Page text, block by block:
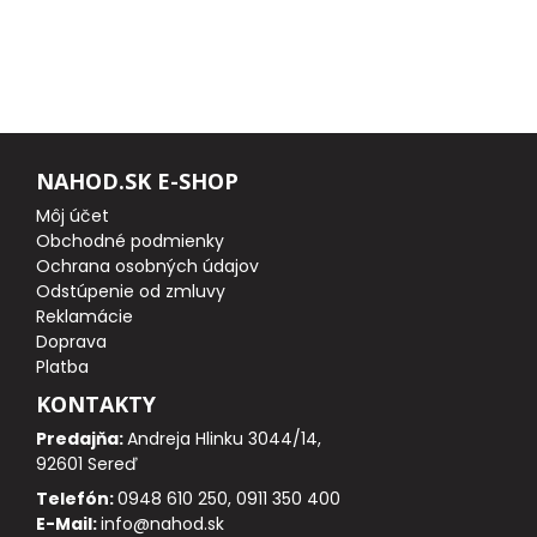
NAHOD.SK E-SHOP
Môj účet
Obchodné podmienky
Ochrana osobných údajov
Odstúpenie od zmluvy
Reklamácie
Doprava
Platba
KONTAKTY
Predajňa:Andreja Hlinku 3044/14,
92601 Sereď
Telefón:0948 610 250, 0911 350 400
E-Mail:info@nahod.sk
PRÍVLAČOVÉ PRÚTY
BIČE A DELIČKY
SPODOVÉ A MARKEROVACIE PRÚTY
FEEDER ŠPIČKY
MATCHOVÉ A BOLOGNESOVÉ PRÚTY